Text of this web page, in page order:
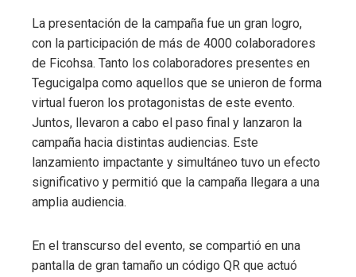
La presentación de la campaña fue un gran logro,
con la participación de más de 4000 colaboradores
de Ficohsa. Tanto los colaboradores presentes en
Tegucigalpa como aquellos que se unieron de forma
virtual fueron los protagonistas de este evento.
Juntos, llevaron a cabo el paso final y lanzaron la
campaña hacia distintas audiencias. Este
lanzamiento impactante y simultáneo tuvo un efecto
significativo y permitió que la campaña llegara a una
amplia audiencia.
En el transcurso del evento, se compartió en una
pantalla de gran tamaño un código QR que actuó